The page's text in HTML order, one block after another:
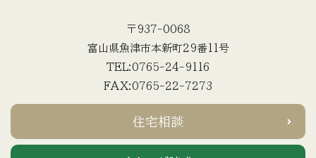
〒937-0068
富山県魚津市本新町29番11号
TEL:0765-24-9116
FAX:0765-22-7273
住宅相談